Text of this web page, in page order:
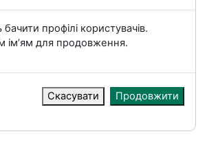
профілі користувачів.
ім’ям для продовження.
Скасувати Продовжити